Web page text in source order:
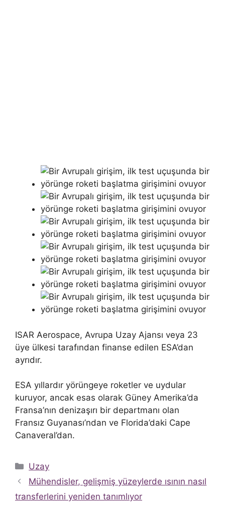
ISAR Aerospace, Avrupa Uzay Ajansı veya 23
üye ülkesi tarafından finanse edilen ESA’dan
ayrıdır.
ESA yıllardır yörüngeye roketler ve uydular
kuruyor, ancak esas olarak Güney Amerika’da
Fransa’nın denizaşırı bir departmanı olan
Fransız Guyanası’ndan ve Florida’daki Cape
Canaveral’dan.
Kategoriler
Uzay
Mühendisler, gelişmiş yüzeylerde ısının nasıl
transferlerini yeniden tanımlıyor